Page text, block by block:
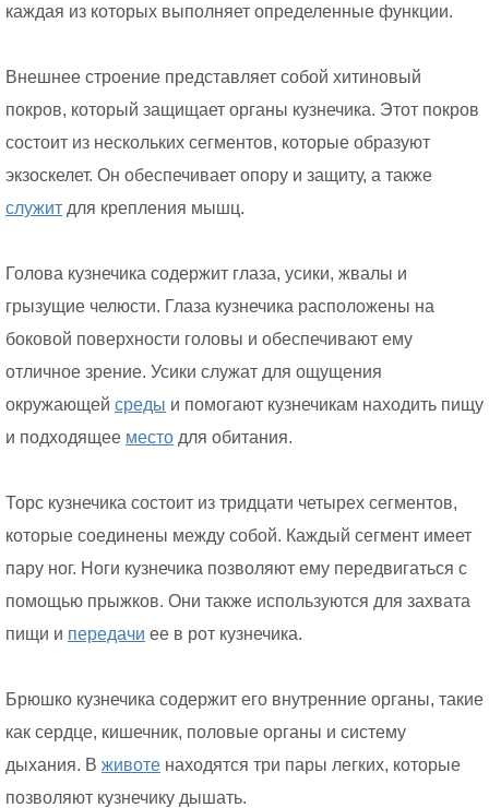
каждая из которых выполняет определенные функции.
Внешнее строение представляет собой хитиновый
покров, который защищает органы кузнечика. Этот покров
состоит из нескольких сегментов, которые образуют
экзоскелет. Он обеспечивает опору и защиту, а также
служит для крепления мышц.
Голова кузнечика содержит глаза, усики, жвалы и
грызущие челюсти. Глаза кузнечика расположены на
боковой поверхности головы и обеспечивают ему
отличное зрение. Усики служат для ощущения
окружающей среды и помогают кузнечикам находить пищу
и подходящее место для обитания.
Торс кузнечика состоит из тридцати четырех сегментов,
которые соединены между собой. Каждый сегмент имеет
пару ног. Ноги кузнечика позволяют ему передвигаться с
помощью прыжков. Они также используются для захвата
пищи и передачи ее в рот кузнечика.
Брюшко кузнечика содержит его внутренние органы, такие
как сердце, кишечник, половые органы и систему
дыхания. В животе находятся три пары легких, которые
позволяют кузнечику дышать.